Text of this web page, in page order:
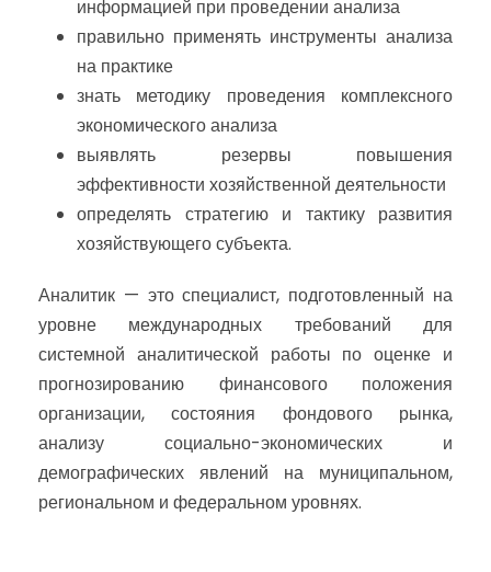
информацией при проведении анализа
правильно применять инструменты анализа
на практике
знать методику проведения комплексного
экономического анализа
выявлять резервы повышения
эффективности хозяйственной деятельности
определять стратегию и тактику развития
хозяйствующего субъекта.
Аналитик — это специалист, подготовленный на
уровне международных требований для
системной аналитической работы по оценке и
прогнозированию финансового положения
организации, состояния фондового рынка,
анализу социально-экономических и
демографических явлений на муниципальном,
региональном и федеральном уровнях.